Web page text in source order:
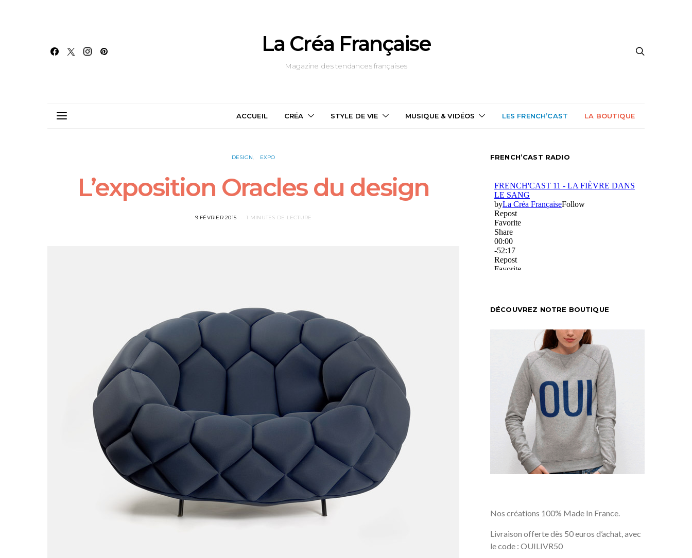
La Créa Française
Magazine des tendances françaises
ACCUEIL CRÉA STYLE DE VIE MUSIQUE & VIDÉOS LES FRENCH’CAST LA BOUTIQUE
DESIGN EXPO
L’exposition Oracles du design
9 FÉVRIER 2015 1 MINUTES DE LECTURE
FRENCH’CAST RADIO
DÉCOUVREZ NOTRE BOUTIQUE
Nos créations 100% Made In France.
Livraison offerte dès 50 euros d’achat, avec
le code : OUILIVR50